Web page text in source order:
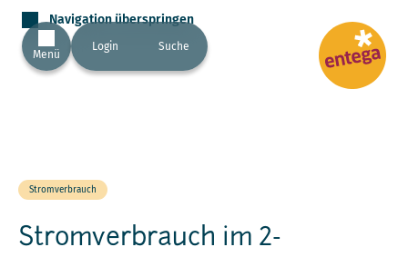
Navigation überspringen
Menü
Login Suche
Stromverbrauch
Stromverbrauch im 2-